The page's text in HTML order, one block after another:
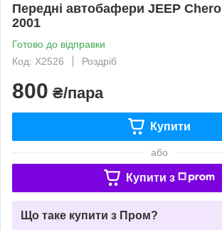
Передні автобафери JEEP
2001
Готово до відправки
Код: X2526
Роздріб
800 ₴/пара
Купити
або
Купити з
Що таке купити з Пром?